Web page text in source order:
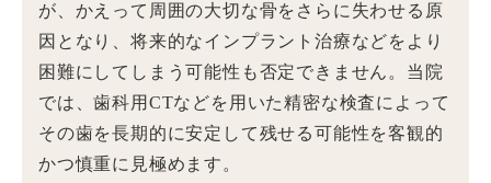
が、かえって周囲の大切な骨をさらに失わせる原
因となり、将来的なインプラント治療などをより
困難にしてしまう可能性も否定できません。当院
では、歯科用CTなどを用いた精密な検査によって
その歯を長期的に安定して残せる可能性を客観的
かつ慎重に見極めます。